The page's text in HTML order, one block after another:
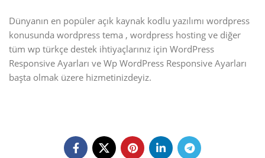
Dünyanın en popüler açık kaynak kodlu yazılımı wordpress
konusunda wordpress tema , wordpress hosting ve diğer
tüm wp türkçe destek ihtiyaçlarınız için WordPress
Responsive Ayarları ve Wp WordPress Responsive Ayarları
başta olmak üzere hizmetinizdeyiz.